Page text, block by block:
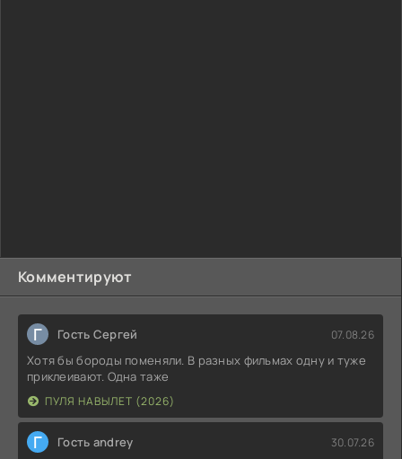
Комментируют
Г Гость Сергей 07.08.26
Хотя бы бороды поменяли. В разных фильмах одну и туже
приклеивают. Одна таже
ПУЛЯ НАВЫЛЕТ (2026)
Г Гость andrey 30.07.26